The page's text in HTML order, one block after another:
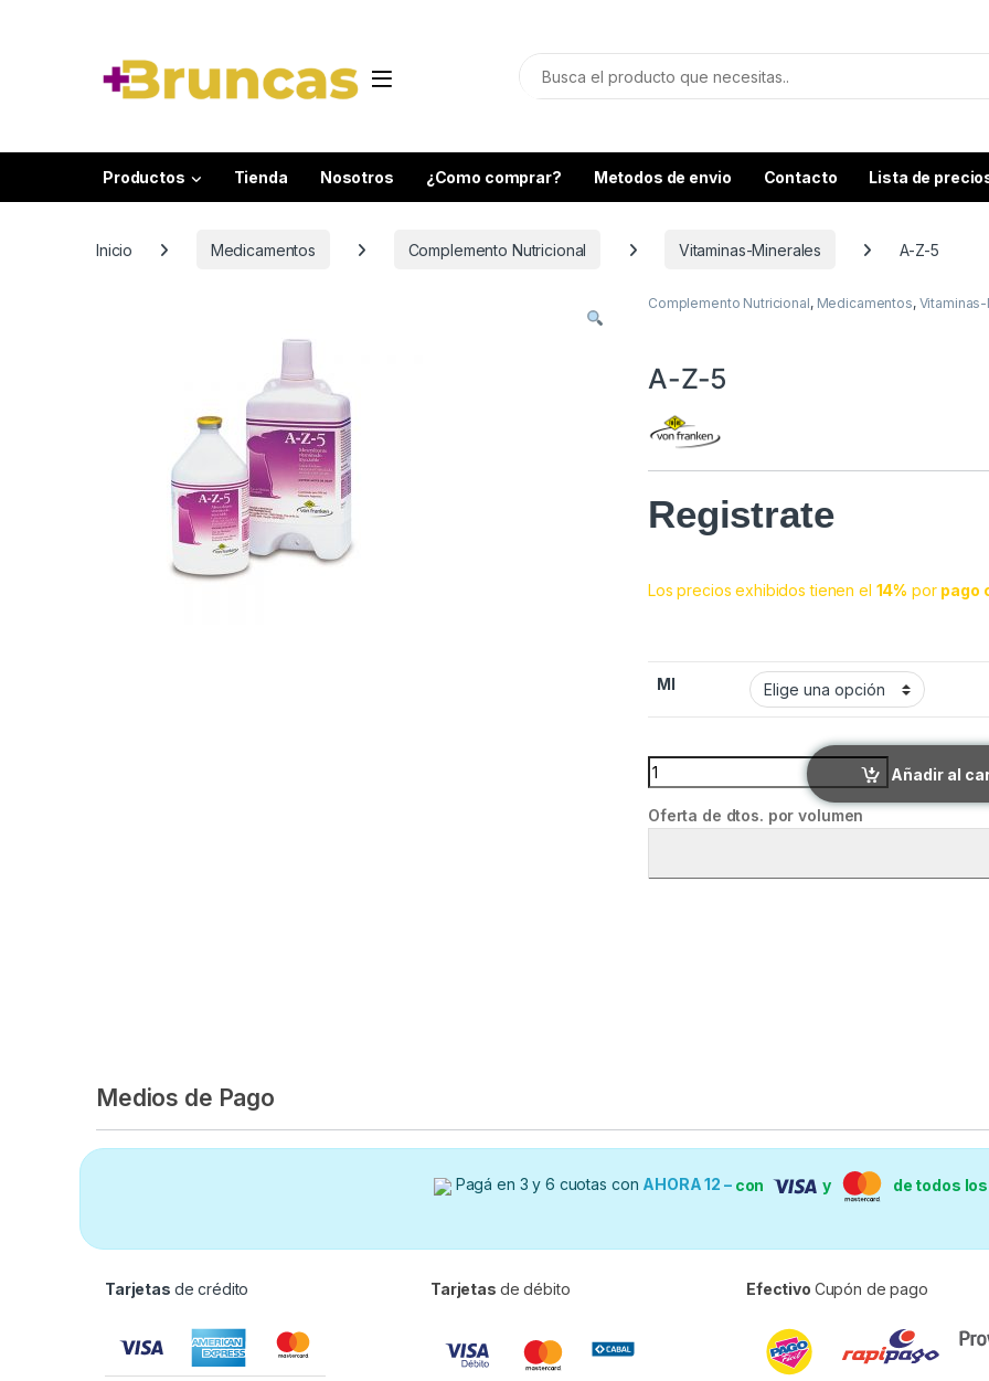
Productos Tienda Nosotros ¿Como comprar? Metodos de envio Contacto Lista de
Inicio Medicamentos Complemento Nutricional Vitaminas-Minerales A-Z-5
Complemento Nutricional, Medicamentos,
A-Z-5
Registrate
Los precios exhibidos tienen el 14% por pago
Ml
A-Z-5 quantity
Añadir al
Oferta de dtos. por volumen
Medios de Pago
Pagá en 3 y 6 cuotas con AHORA 12 – con y de todos
Tarjetas de crédito Tarjetas de débito Efectivo Cupón de pago